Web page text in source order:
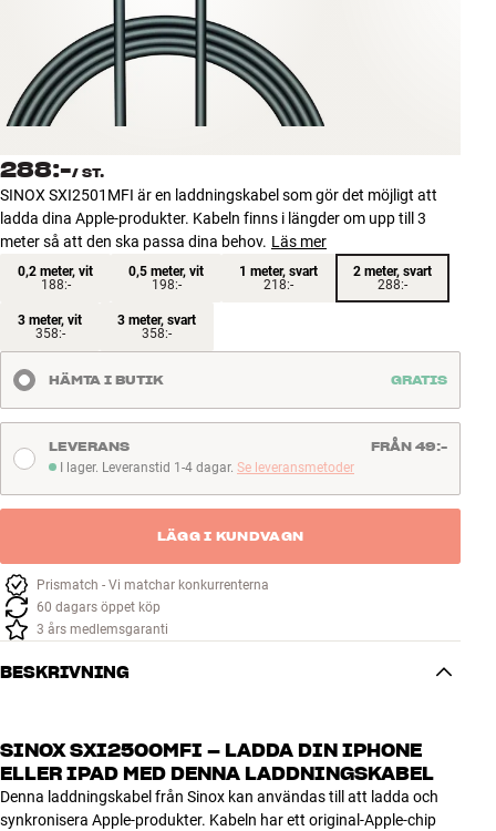
Tillbehör
INSPIRATION
MÄRKEN
NYHETER
ERBJUDANDEN
Kundtjänst
Kundtjänst
Bygg med ljud
288:-/ ST.
SINOX SXI2501MFI är en laddningskabel som gör det möjligt att
ladda dina Apple-produkter. Kabeln finns i längder om upp till 3
meter så att den ska passa dina behov. Läs mer
0,2 meter, vit
188:-
0,5 meter, vit
198:-
1 meter, svart
218:-
2 meter, svart
288:-
3 meter, vit
358:-
3 meter, svart
358:-
HÄMTA I BUTIK GRATIS
I lager. Leveranstid 1-4 dagar
I lager. Leveranstid 1-4 dagar. Se leveransmetoder
LEVERANS FRÅN 49:-
LÄGG I KUNDVAGN
Prismatch - Vi matchar konkurrenterna
60 dagars öppet köp
3 års medlemsgaranti
BESKRIVNING
SINOX SXI2500MFI – LADDA DIN IPHONE
ELLER IPAD MED DENNA LADDNINGSKABEL
Denna laddningskabel från Sinox kan användas till att ladda och
synkronisera Apple-produkter. Kabeln har ett original-Apple-chip